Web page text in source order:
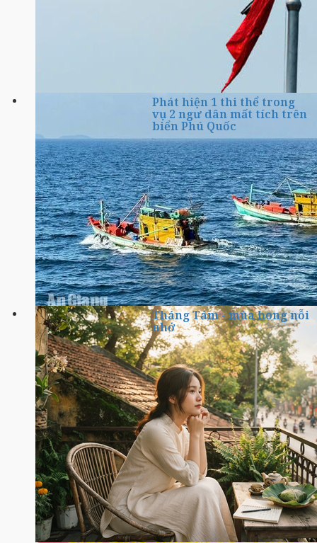
Phát hiện 1 thi thể trong
vụ 2 ngư dân mất tích trên
biển Phú Quốc
Tháng Tám - mùa hong nỗi
nhớ